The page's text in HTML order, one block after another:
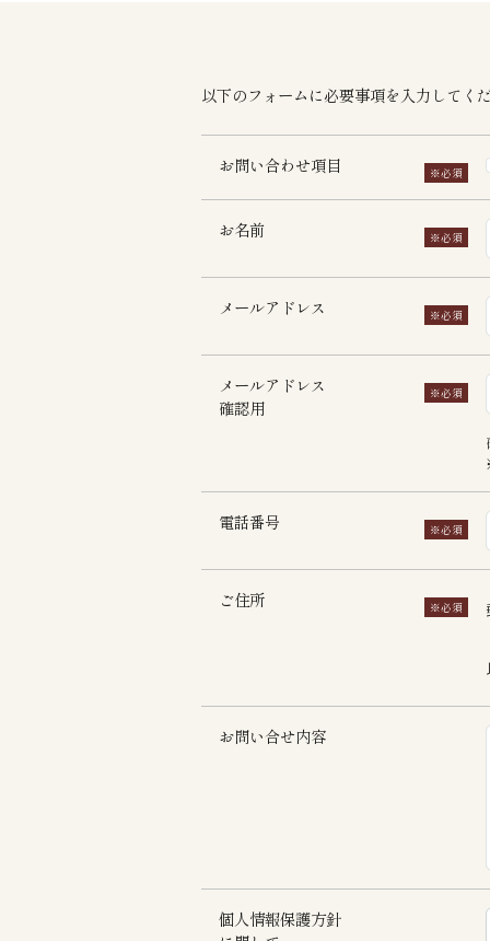
以下のフォームに必要事項を入力してくだ
お問い合わせ項目 ※必須
お名前 ※必須
メールアドレス ※必須
メールアドレス ※必須
確認用
電話番号 ※必須
ご住所 ※必須
お問い合せ内容
個人情報保護方針